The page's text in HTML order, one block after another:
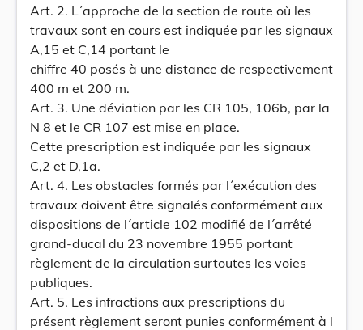
Art. 2. L´approche de la section de route où les
travaux sont en cours est indiquée par les signaux
A,15 et C,14 portant le
chiffre 40 posés à une distance de respectivement
400 m et 200 m.
Art. 3. Une déviation par les CR 105, 106b, par la
N 8 et le CR 107 est mise en place.
Cette prescription est indiquée par les signaux
C,2 et D,1a.
Art. 4. Les obstacles formés par l´exécution des
travaux doivent être signalés conformément aux
dispositions de l´article 102 modifié de l´arrêté
grand-ducal du 23 novembre 1955 portant
règlement de la circulation surtoutes les voies
publiques.
Art. 5. Les infractions aux prescriptions du
présent règlement seront punies conformément à l